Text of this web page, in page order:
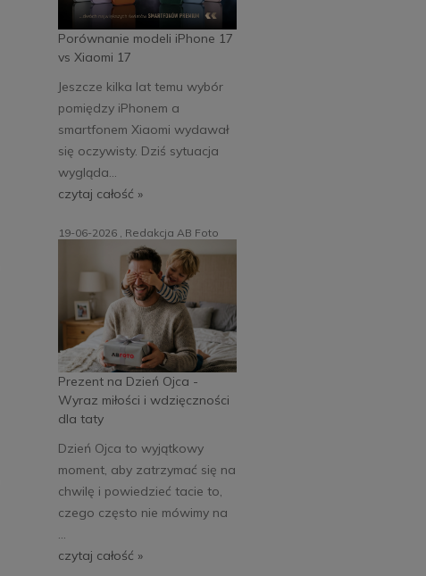
Porównanie modeli iPhone 17
vs Xiaomi 17
Jeszcze kilka lat temu wybór
pomiędzy iPhonem a
smartfonem Xiaomi wydawał
się oczywisty. Dziś sytuacja
wygląda...
czytaj całość »
Prezent na Dzień Ojca -
Wyraz miłości i wdzięczności
dla taty
19-06-2026 , Redakcja AB Foto
Dzień Ojca to wyjątkowy
moment, aby zatrzymać się na
chwilę i powiedzieć tacie to,
czego często nie mówimy na
...
czytaj całość »